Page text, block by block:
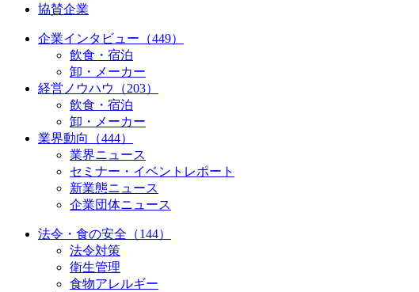
協賛企業
企業インタビュー（449）
飲食・宿泊
卸・メーカー
経営ノウハウ（203）
飲食・宿泊
卸・メーカー
業界動向（444）
業界ニュース
セミナー・イベントレポート
新業態ニュース
企業団体ニュース
法令・食の安全（144）
法令対策
衛生管理
食物アレルギー